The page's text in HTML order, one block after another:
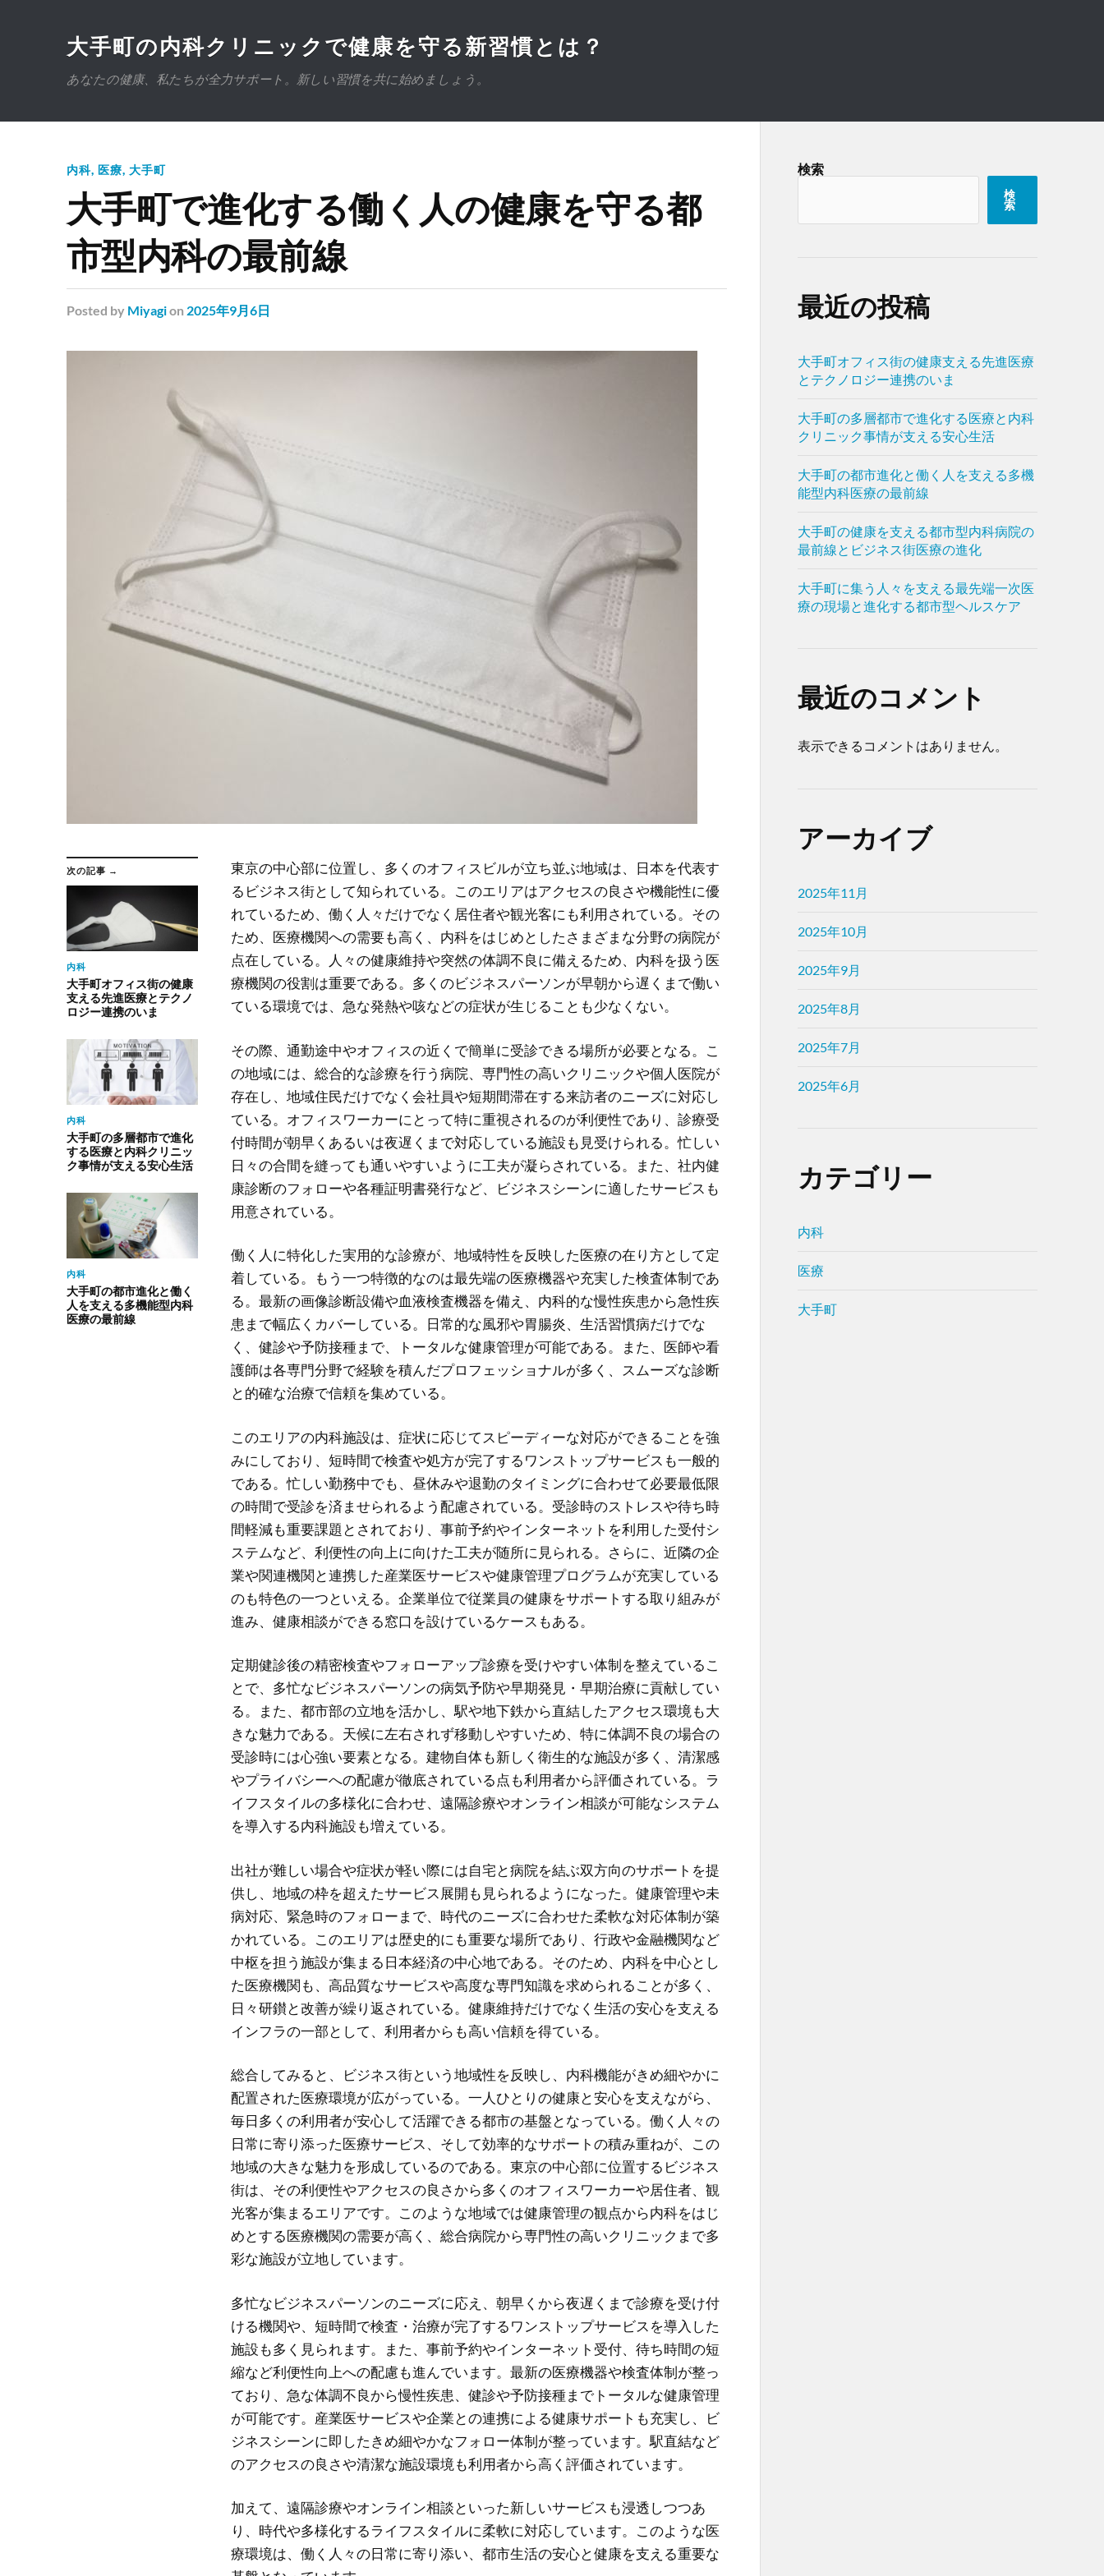
大手町の内科クリニックで健康を守る新習慣とは？
あなたの健康、私たちが全力サポート。新しい習慣を共に始めましょう。
内科, 医療, 大手町
大手町で進化する働く人の健康を守る都
市型内科の最前線
Posted by Miyagion 2025年9月6日
次の記事 →
内科
大手町オフィス街の健康
支える先進医療とテクノ
ロジー連携のいま
内科
大手町の多層都市で進化
する医療と内科クリニッ
ク事情が支える安心生活
内科
大手町の都市進化と働く
人を支える多機能型内科
医療の最前線
東京の中心部に位置し、多くのオフィスビルが立ち並ぶ地域は、日本を代表す
るビジネス街として知られている。
このエリアはアクセスの良さや機能性に優
れているため、働く人々だけでなく居住者や観光客にも利用されている。その
ため、医療機関への需要も高く、内科をはじめとしたさまざまな分野の病院が
点在している。人々の健康維持や突然の体調不良に備えるため、内科を扱う医
療機関の役割は重要である。多くのビジネスパーソンが早朝から遅くまで働い
ている環境では、急な発熱や咳などの症状が生じることも少なくない。
その際、通勤途中やオフィスの近くで簡単に受診できる場所が必要となる。こ
の地域には、総合的な診療を行う病院、専門性の高いクリニックや個人医院が
存在し、地域住民だけでなく会社員や短期間滞在する来訪者のニーズに対応し
ている。オフィスワーカーにとって特に重視されるのが利便性であり、診療受
付時間が朝早くあるいは夜遅くまで対応している施設も見受けられる。忙しい
日々の合間を縫っても通いやすいように工夫が凝らされている。また、社内健
康診断のフォローや各種証明書発行など、ビジネスシーンに適したサービスも
用意されている。
働く人に特化した実用的な診療が、地域特性を反映した医療の在り方として定
着している。もう一つ特徴的なのは最先端の医療機器や充実した検査体制であ
る。最新の画像診断設備や血液検査機器を備え、内科的な慢性疾患から急性疾
患まで幅広くカバーしている。日常的な風邪や胃腸炎、生活習慣病だけでな
く、健診や予防接種まで、トータルな健康管理が可能である。また、医師や看
護師は各専門分野で経験を積んだプロフェッショナルが多く、スムーズな診断
と的確な治療で信頼を集めている。
このエリアの内科施設は、症状に応じてスピーディーな対応ができることを強
みにしており、短時間で検査や処方が完了するワンストップサービスも一般的
である。忙しい勤務中でも、昼休みや退勤のタイミングに合わせて必要最低限
の時間で受診を済ませられるよう配慮されている。受診時のストレスや待ち時
間軽減も重要課題とされており、事前予約やインターネットを利用した受付シ
ステムなど、利便性の向上に向けた工夫が随所に見られる。さらに、近隣の企
業や関連機関と連携した産業医サービスや健康管理プログラムが充実している
のも特色の一つといえる。企業単位で従業員の健康をサポートする取り組みが
進み、健康相談ができる窓口を設けているケースもある。
定期健診後の精密検査やフォローアップ診療を受けやすい体制を整えているこ
とで、多忙なビジネスパーソンの病気予防や早期発見・早期治療に貢献してい
る。また、都市部の立地を活かし、駅や地下鉄から直結したアクセス環境も大
きな魅力である。天候に左右されず移動しやすいため、特に体調不良の場合の
受診時には心強い要素となる。建物自体も新しく衛生的な施設が多く、清潔感
やプライバシーへの配慮が徹底されている点も利用者から評価されている。ラ
イフスタイルの多様化に合わせ、遠隔診療やオンライン相談が可能なシステム
を導入する内科施設も増えている。
出社が難しい場合や症状が軽い際には自宅と病院を結ぶ双方向のサポートを提
供し、地域の枠を超えたサービス展開も見られるようになった。健康管理や未
病対応、緊急時のフォローまで、時代のニーズに合わせた柔軟な対応体制が築
かれている。このエリアは歴史的にも重要な場所であり、行政や金融機関など
中枢を担う施設が集まる日本経済の中心地である。そのため、内科を中心とし
た医療機関も、高品質なサービスや高度な専門知識を求められることが多く、
日々研鑚と改善が繰り返されている。健康維持だけでなく生活の安心を支える
インフラの一部として、利用者からも高い信頼を得ている。
総合してみると、ビジネス街という地域性を反映し、内科機能がきめ細やかに
配置された医療環境が広がっている。一人ひとりの健康と安心を支えながら、
毎日多くの利用者が安心して活躍できる都市の基盤となっている。働く人々の
日常に寄り添った医療サービス、そして効率的なサポートの積み重ねが、この
地域の大きな魅力を形成しているのである。東京の中心部に位置するビジネス
街は、その利便性やアクセスの良さから多くのオフィスワーカーや居住者、観
光客が集まるエリアです。このような地域では健康管理の観点から内科をはじ
めとする医療機関の需要が高く、総合病院から専門性の高いクリニックまで多
彩な施設が立地しています。
多忙なビジネスパーソンのニーズに応え、朝早くから夜遅くまで診療を受け付
ける機関や、短時間で検査・治療が完了するワンストップサービスを導入した
施設も多く見られます。また、事前予約やインターネット受付、待ち時間の短
縮など利便性向上への配慮も進んでいます。最新の医療機器や検査体制が整っ
ており、急な体調不良から慢性疾患、健診や予防接種までトータルな健康管理
が可能です。産業医サービスや企業との連携による健康サポートも充実し、ビ
ジネスシーンに即したきめ細やかなフォロー体制が整っています。駅直結など
のアクセスの良さや清潔な施設環境も利用者から高く評価されています。
加えて、遠隔診療やオンライン相談といった新しいサービスも浸透しつつあ
り、時代や多様化するライフスタイルに柔軟に対応しています。このような医
療環境は、働く人々の日常に寄り添い、都市生活の安心と健康を支える重要な
検索
検
索
最近の投稿
大手町オフィス街の健康支える先進医療
とテクノロジー連携のいま
大手町の多層都市で進化する医療と内科
クリニック事情が支える安心生活
大手町の都市進化と働く人を支える多機
能型内科医療の最前線
大手町の健康を支える都市型内科病院の
最前線とビジネス街医療の進化
大手町に集う人々を支える最先端一次医
療の現場と進化する都市型ヘルスケア
最近のコメント
表示できるコメントはありません。
アーカイブ
2025年11月
2025年10月
2025年9月
2025年8月
2025年7月
2025年6月
カテゴリー
内科
医療
大手町